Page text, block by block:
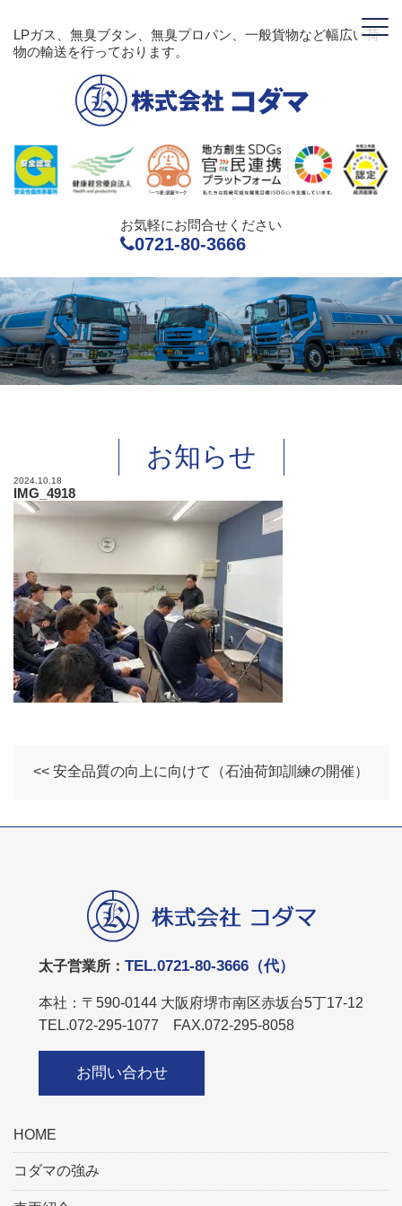
LPガス、無臭ブタン、無臭プロパン、一般貨物など幅広い荷
物の輸送を行っております。
お気軽にお問合せください
0721-80-3666
お知らせ
2024.10.18
IMG_4918
<< 安全品質の向上に向けて（石油荷卸訓練の開催）
太子営業所： TEL.0721-80-3666（代）
本社：〒590-0144 大阪府堺市南区赤坂台5丁17-12
TEL.072-295-1077 FAX.072-295-8058
お問い合わせ
HOME
コダマの強み